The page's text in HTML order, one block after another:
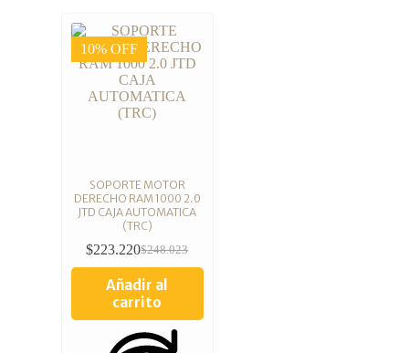
10% OFF
SOPORTE MOTOR
DERECHO RAM 1000 2.0
JTD CAJA AUTOMATICA
(TRC)
$248.023
$223.220
Añadir al
carrito